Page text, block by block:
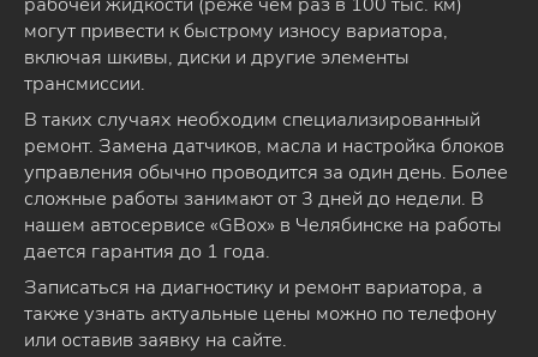
могут привести к быстрому износу вариатора,
включая шкивы, диски и другие элементы
трансмиссии.
В таких случаях необходим специализированный
ремонт. Замена датчиков, масла и настройка блоков
управления обычно проводится за один день. Более
сложные работы занимают от 3 дней до недели. В
нашем автосервисе «GBox» в Челябинске на работы
дается гарантия до 1 года.
Записаться на диагностику и ремонт вариатора, а
также узнать актуальные цены можно по телефону
или оставив заявку на сайте.